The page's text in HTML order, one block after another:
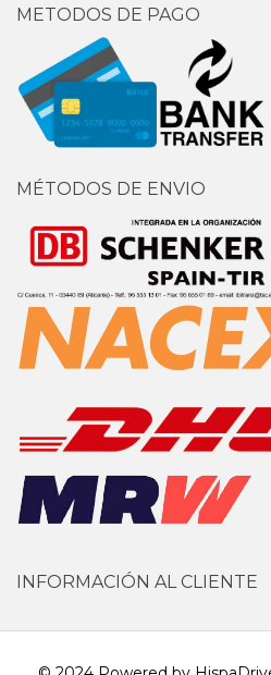
METODOS DE PAGO
MÉTODOS DE ENVIO
INFORMACIÓN AL CLIENTE